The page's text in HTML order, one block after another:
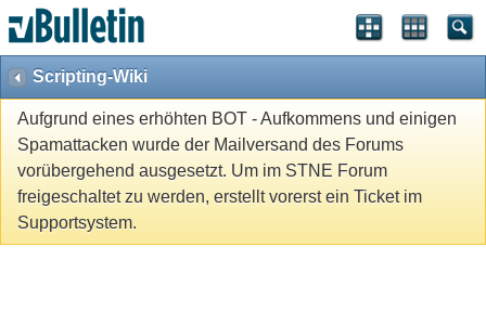
Scripting-Wiki
Aufgrund eines erhöhten BOT - Aufkommens und einigen
Spamattacken wurde der Mailversand des Forums
vorübergehend ausgesetzt. Um im STNE Forum
freigeschaltet zu werden, erstellt vorerst ein Ticket im
Supportsystem.